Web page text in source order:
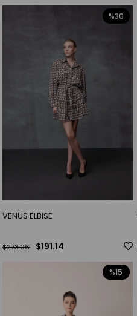
VENUS ELBISE
$191.14
$273.06
%30
%15